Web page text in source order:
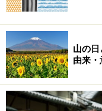
春に吹く風の
春に吹く風の名前／
・東風（こち）
山の
由来